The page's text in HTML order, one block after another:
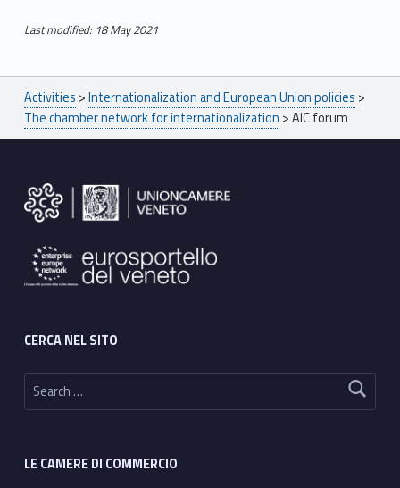
r
u
m
Last modified: 18 May 2021
Skip back to main navigation
Breadcrumbs navigation
Activities >Internationalization and European Union policies >
The chamber network for internationalization >AIC forum
CERCA NEL SITO
Search for:
LE CAMERE DI COMMERCIO